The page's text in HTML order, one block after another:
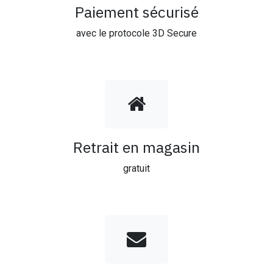
Paiement sécurisé
avec le protocole 3D Secure
Retrait en magasin
gratuit